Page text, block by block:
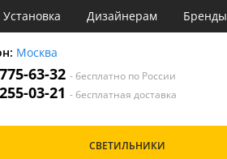
Установка Дизайнерам Бренды
Москва
63-32 - бесплатно по России
03-21 - бесплатная доставка
СВЕТИЛЬНИКИ